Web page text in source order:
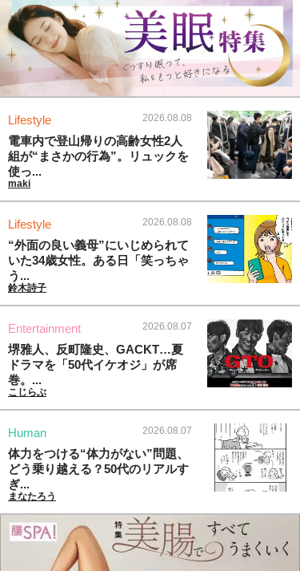
Lifestyle 2026.08.08
電車内で登山帰りの高齢女性2人
組が“まさかの行為”。リュックを
使っ...
maki
Lifestyle 2026.08.08
“外面の良い義母”にいじめられて
いた34歳女性。ある日「笑っちゃ
う...
鈴木詩子
Entertainment 2026.08.07
堺雅人、反町隆史、GACKT…夏
ドラマを「50代イケオジ」が席
巻。...
こじらぶ
Human 2026.08.07
体力をつける“体力がない”問題、
どう乗り越える？50代のリアルす
ぎ...
まなたろう